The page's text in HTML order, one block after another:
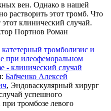
вен. Однако в нашей
растворить этот тромб. Что
клинический случай.
Портнов Роман
тромболизис и
при илеофеморальном
- клинический случай
Бабченко Алексей
, Эндоваскулярный хирург
успешного
тромбозе левого